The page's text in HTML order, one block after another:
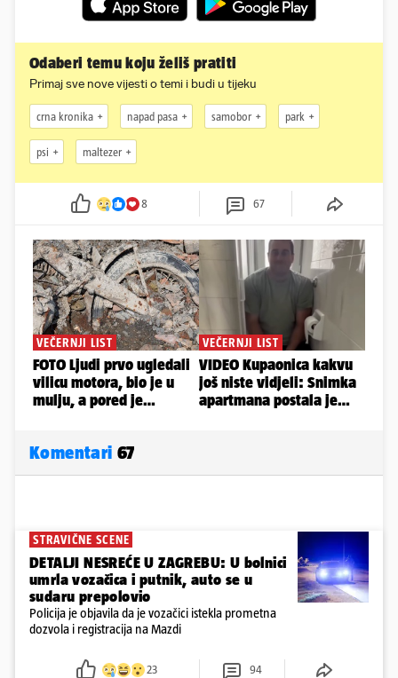
Odaberi temu koju želiš pratiti
Primaj sve nove vijesti o temi i budi u tijeku
crna kronika napad pasa samobor park
psi maltezer
8 67
Komentari 67
STRAVIČNE SCENE
DETALJI NESREĆE U ZAGREBU: U bolnici
umrla vozačica i putnik, auto se u
sudaru prepolovio
Policija je objavila da je vozačici istekla prometna
dozvola i registracija na Mazdi
23 94